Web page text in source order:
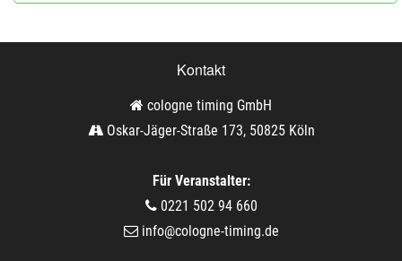
Kontakt
cologne timing GmbH
Oskar-Jäger-Straße 173, 50825 Köln
Für Veranstalter:
0221 502 94 660
info@cologne-timing.de